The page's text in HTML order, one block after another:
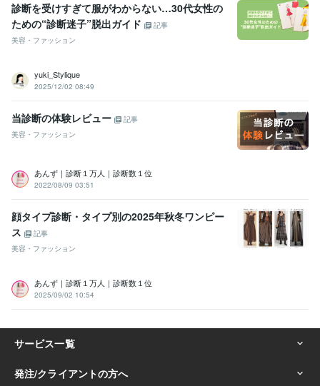
診断を受けすぎて服がわからない…30代女性の
ための“診断迷子”脱出ガイド
記事
美容・ファッション
yuki_Stylique
2025/12/02 08:49
当診断の体験レビュー
記事
美容・ファッション
あんず｜診断１万人｜診断数１位
2022/08/09 03:51
顔タイプ診断・タイプ別の2025年秋冬ワンピー
ス
記事
美容・ファッション
あんず｜診断１万人｜診断数１位
2025/09/02 10:54